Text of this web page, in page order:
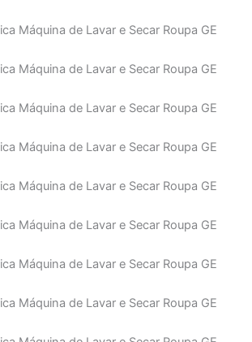
Máquina de Lavar e Secar Roupa GE
Máquina de Lavar e Secar Roupa GE
Máquina de Lavar e Secar Roupa GE
Máquina de Lavar e Secar Roupa GE
Máquina de Lavar e Secar Roupa GE
Máquina de Lavar e Secar Roupa GE
Máquina de Lavar e Secar Roupa GE
Máquina de Lavar e Secar Roupa GE